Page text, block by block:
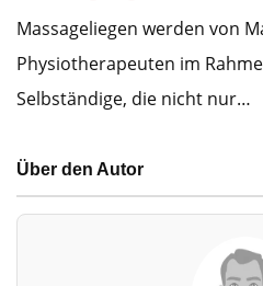
Massageliegen werden von
Physiotherapeuten im
Selbständige, die nicht nur…
Über den Autor